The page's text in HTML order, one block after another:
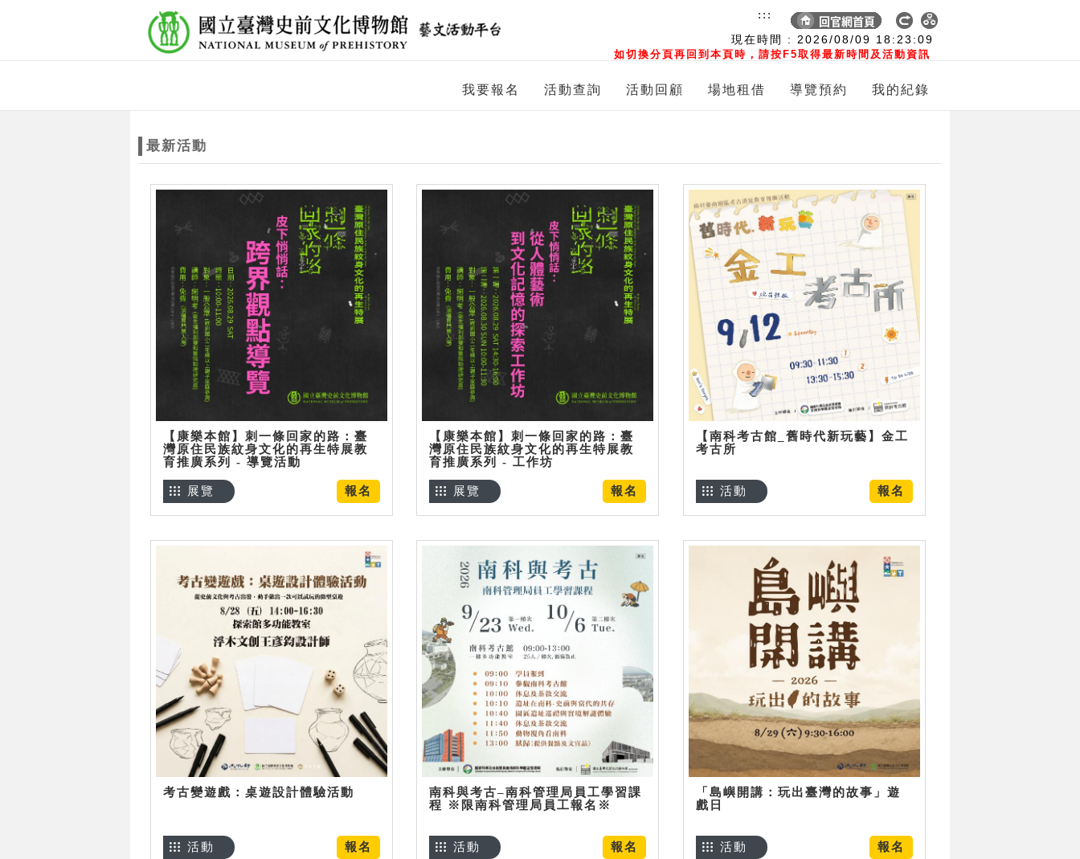
現在時間 : 2026/08/09 18:23:11
如切換分頁再回到本頁時，請按F5取得最新時間及活動資訊
:::
我要報名 活動查詢 活動回顧 場地租借 導覽預約 我的紀錄
最新活動
【康樂本館】刺一條回家的路：臺
灣原住民族紋身文化的再生特展教
育推廣系列 - 導覽活動
報名
展覽
【康樂本館】刺一條回家的路：臺
灣原住民族紋身文化的再生特展教
育推廣系列 - 工作坊
報名
展覽
【南科考古館_舊時代新玩藝】金工
考古所
報名
活動
考古變遊戲：桌遊設計體驗活動
報名
活動
南科與考古–南科管理局員工學習課
程 ※限南科管理局員工報名※
報名
活動
「島嶼開講：玩出臺灣的故事」遊
戲日
報名
活動